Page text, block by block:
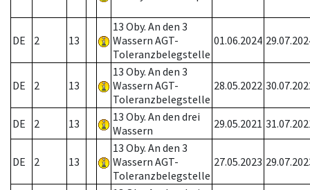
DE 2 13
13 Oby. An den 3
Wassern AGT-
Toleranzbelegstelle
01.06.2024
DE 2 13
13 Oby. An den 3
Wassern AGT-
Toleranzbelegstelle
28.05.2022
DE 2 13
13 Oby. An den drei
Wassern
29.05.2021
DE 2 13
13 Oby. An den 3
Wassern AGT-
Toleranzbelegstelle
27.05.2023